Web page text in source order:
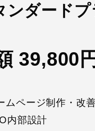
ンダードプ
39,800円
ムページ制作・改
内部設計